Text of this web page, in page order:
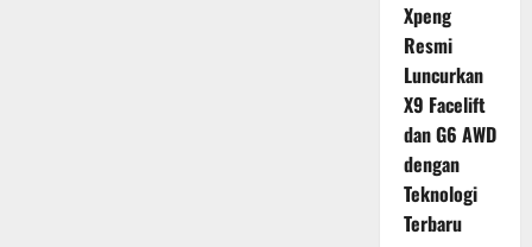
Xpeng
Resmi
Luncurkan
X9 Facelift
dan G6 AWD
dengan
Teknologi
Terbaru